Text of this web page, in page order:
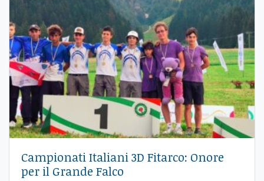
Campionati Italiani 3D Fitarco: Onore
per il Grande Falco